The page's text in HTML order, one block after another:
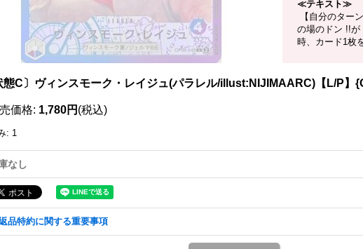
≪テキスト≫
【自分のター
の場のドン !!が
時、カード1枚
態C〕ヴィンスモーク・レイジュ(パラレル/illust:NIJIMAARC)【L/P】
価格: 1,780円 (税込)
: 1
なし
品特約に関する重要事項